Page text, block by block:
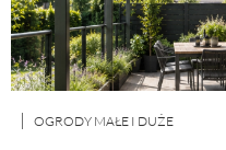
OGRODY MAŁE I DUŻE